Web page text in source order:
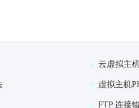
云虚拟主
虚拟主机
FTP 连接